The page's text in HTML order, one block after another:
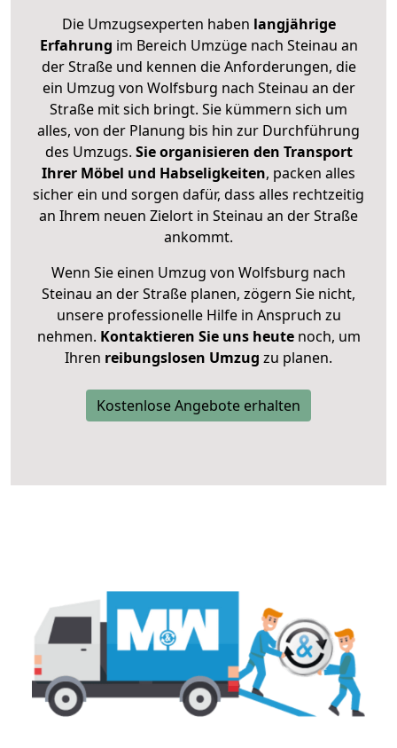
Die Umzugsexperten haben langjährige
Erfahrung im Bereich Umzüge nach Steinau an
der Straße und kennen die Anforderungen, die
ein Umzug von Wolfsburg nach Steinau an der
Straße mit sich bringt. Sie kümmern sich um
alles, von der Planung bis hin zur Durchführung
des Umzugs. Sie organisieren den Transport
Ihrer Möbel und Habseligkeiten, packen alles
sicher ein und sorgen dafür, dass alles rechtzeitig
an Ihrem neuen Zielort in Steinau an der Straße
ankommt.
Wenn Sie einen Umzug von Wolfsburg nach
Steinau an der Straße planen, zögern Sie nicht,
unsere professionelle Hilfe in Anspruch zu
nehmen. Kontaktieren Sie uns heutenoch, um
Ihren reibungslosen Umzug zu planen.
Kostenlose Angebote erhalten